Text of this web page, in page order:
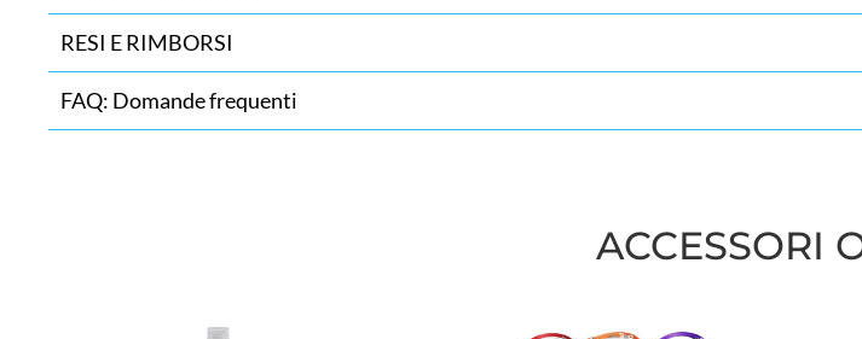
RESI E RIMBORSI
FAQ: Domande frequenti
ACCESSORI